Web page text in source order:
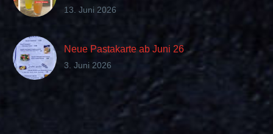
im Geschmack
13. Juni 2026
Neue Pastakarte ab Juni 26
3. Juni 2026